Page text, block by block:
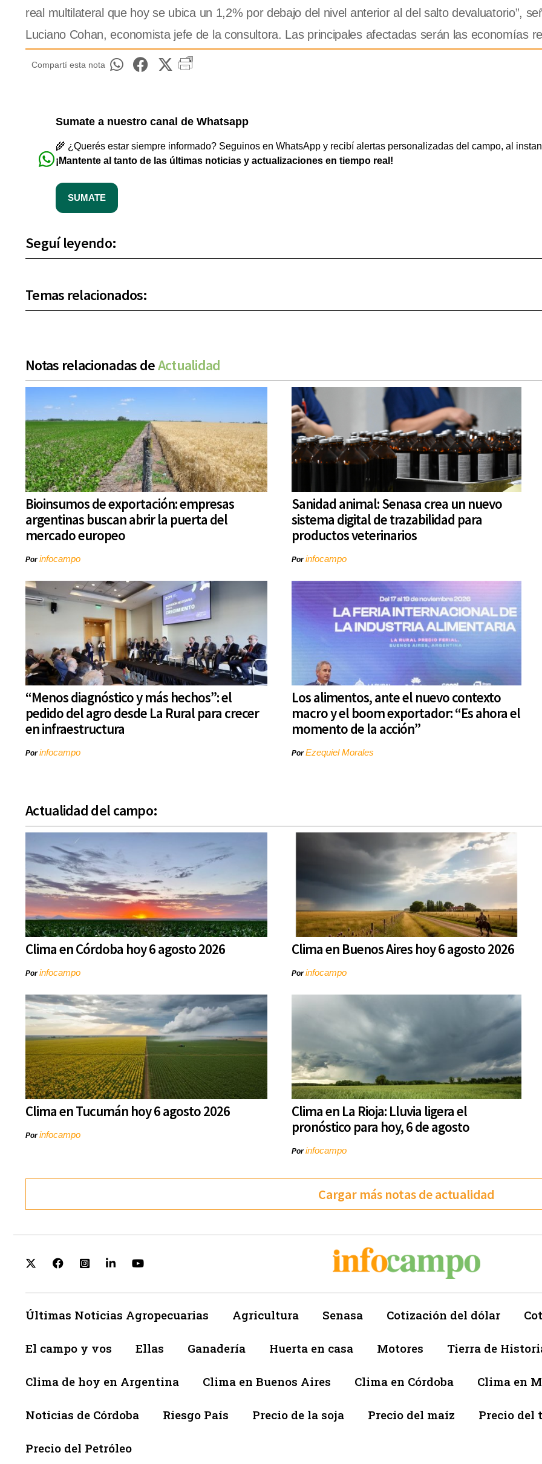
real multilateral que hoy se ubica un 1,2% por debajo del nivel anterior al del salto devaluatorio”,
Luciano Cohan, economista jefe de la consultora. Las principales afectadas serán las economías
Compartí esta nota
Sumate a nuestro canal de Whatsapp
🌾 ¿Querés estar siempre informado? Seguinos en WhatsApp y recibí alertas personalizadas del campo, al
¡Mantente al tanto de las últimas noticias y actualizaciones en tiempo real!
SUMATE
Seguí leyendo:
Temas relacionados:
Notas relacionadas deActualidad
Bioinsumos de exportación: empresas
argentinas buscan abrir la puerta del
mercado europeo
Porinfocampo
Sanidad animal: Senasa crea un nuevo
sistema digital de trazabilidad para
productos veterinarios
Porinfocampo
“Menos diagnóstico y más hechos”: el
pedido del agro desde La Rural para crecer
en infraestructura
Porinfocampo
Los alimentos, ante el nuevo contexto
macro y el boom exportador: “Es ahora el
momento de la acción”
PorEzequiel Morales
Actualidad del campo:
Clima en Córdoba hoy 6 agosto 2026
Porinfocampo
Clima en Buenos Aires hoy 6 agosto 2026
Porinfocampo
Clima en Tucumán hoy 6 agosto 2026
Porinfocampo
Clima en La Rioja: Lluvia ligera el
pronóstico para hoy, 6 de agosto
Porinfocampo
Cargar más notas de actualidad
Últimas Noticias Agropecuarias Agricultura Senasa Cotización del dólar
El campo y vos Ellas Ganadería Huerta en casa Motores Tierra de
Clima de hoy en Argentina Clima en Buenos Aires Clima en Córdoba Clima en
Noticias de Córdoba Riesgo País Precio de la soja Precio del maíz Precio del
Precio del Petróleo